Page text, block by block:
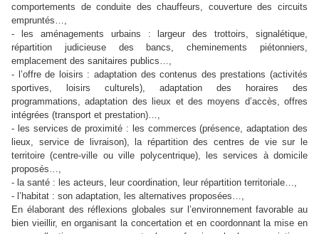
comportements de conduite des chauffeurs, couverture des circuits
empruntés…,
- les aménagements urbains : largeur des trottoirs, signalétique,
répartition judicieuse des bancs, cheminements piétonniers,
emplacement des sanitaires publics…,
- l’offre de loisirs : adaptation des contenus des prestations (activités
sportives, loisirs culturels), adaptation des horaires des
programmations, adaptation des lieux et des moyens d’accès, offres
intégrées (transport et prestation)…,
- les services de proximité : les commerces (présence, adaptation des
lieux, service de livraison), la répartition des centres de vie sur le
territoire (centre-ville ou ville polycentrique), les services à domicile
proposés…,
- la santé : les acteurs, leur coordination, leur répartition territoriale…,
- l’habitat : son adaptation, les alternatives proposées…,
En élaborant des réflexions globales sur l’environnement favorable au
bien vieillir, en organisant la concertation et en coordonnant la mise en